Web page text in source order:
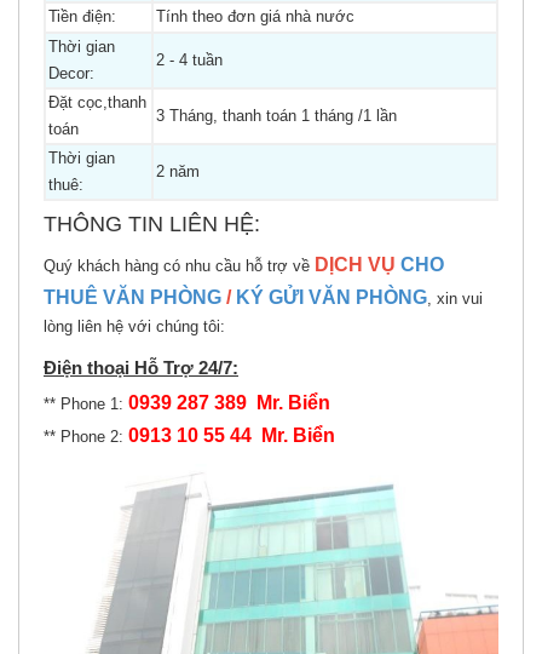
Tiền điện:
Tính theo đơn giá nhà nước
Thời gian
Decor:
2 - 4 tuần
Đặt cọc,thanh
toán
3 Tháng, thanh toán 1 tháng /1 lần
Thời gian
thuê:
2 năm
THÔNG TIN LIÊN HỆ:
Quý khách hàng có nhu cầu hỗ trợ về DỊCH VỤ CHO
THUÊ VĂN PHÒNG / KÝ GỬI VĂN PHÒNG, xin vui
lòng liên hệ với chúng tôi:
Điện thoại Hỗ Trợ 24/7:
** Phone 1: 0939 287 389 Mr. Biển
** Phone 2: 0913 10 55 44 Mr. Biển